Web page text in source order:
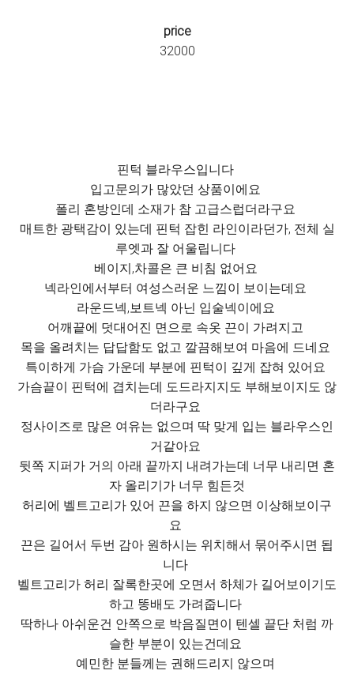
price
32000
핀턱 블라우스입니다
입고문의가 많았던 상품이에요
폴리 혼방인데 소재가 참 고급스럽더라구요
매트한 광택감이 있는데 핀턱 잡힌 라인이라던가, 전체 실
루엣과 잘 어울립니다
베이지,차콜은 큰 비침 없어요
넥라인에서부터 여성스러운 느낌이 보이는데요
라운드넥,보트넥 아닌 입술넥이에요
어깨끝에 덧대어진 면으로 속옷 끈이 가려지고
목을 올려치는 답답함도 없고 깔끔해보여 마음에 드네요
특이하게 가슴 가운데 부분에 핀턱이 깊게 잡혀 있어요
가슴끝이 핀턱에 겹치는데 도드라지지도 부해보이지도 않
더라구요
정사이즈로 많은 여유는 없으며 딱 맞게 입는 블라우스인
거같아요
뒷쪽 지퍼가 거의 아래 끝까지 내려가는데 너무 내리면 혼
자 올리기가 너무 힘든것
허리에 벨트고리가 있어 끈을 하지 않으면 이상해보이구
요
끈은 길어서 두번 감아 원하시는 위치해서 묶어주시면 됩
니다
벨트고리가 허리 잘록한곳에 오면서 하체가 길어보이기도
하고 똥배도 가려줍니다
딱하나 아쉬운건 안쪽으로 박음질면이 텐셀 끝단 처럼 까
슬한 부분이 있는건데요
예민한 분들께는 권해드리지 않으며